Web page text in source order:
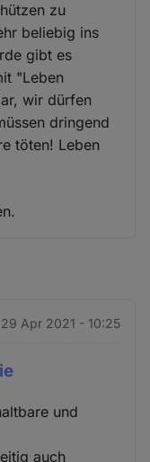
zu
beliebig ins
gibt es
"Leben
wir dürfen
dringend
töten! Leben
29 Apr 2021 - 10:25
und
auch